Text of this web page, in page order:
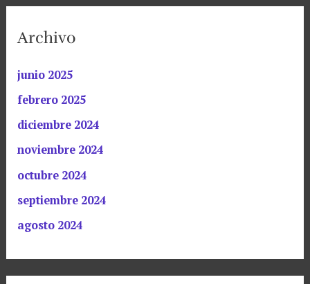
Archivo
junio 2025
febrero 2025
diciembre 2024
noviembre 2024
octubre 2024
septiembre 2024
agosto 2024